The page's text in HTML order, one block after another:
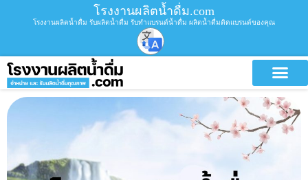
โรงงานผลิตน้ำดื่ม.com
โรงงานผลิตน้ำดื่ม รับผลิตน้ำดื่ม รับทำแบรนด์น้ำดื่ม ผลิตน้ำดื่มติดแบรนด์ของคุณ